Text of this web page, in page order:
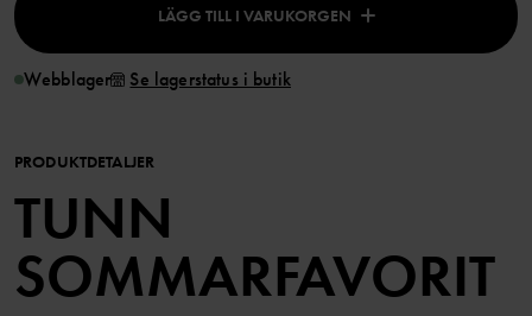
LÄGG TILL I VARUKORGEN
Webblager Se lagerstatus i butik
PRODUKTDETALJER
TUNN
SOMMARFAVORIT